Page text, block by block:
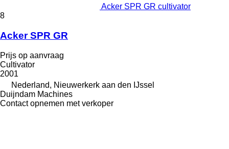
Acker SPR GR cultivator
8
Acker SPR GR
Prijs op aanvraag
Cultivator
2001
Nederland, Nieuwerkerk aan den IJssel
Duijndam Machines
Contact opnemen met verkoper